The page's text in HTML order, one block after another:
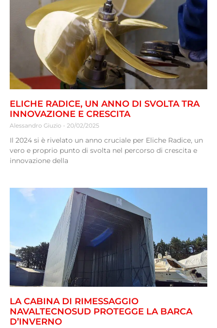
ELICHE RADICE, UN ANNO DI SVOLTA TRA
INNOVAZIONE E CRESCITA
Alessandro Giuzio 20/02/2025
Il 2024 si è rivelato un anno cruciale per Eliche Radice, un
vero e proprio punto di svolta nel percorso di crescita e
innovazione della
LA CABINA DI RIMESSAGGIO
NAVALTECNOSUD PROTEGGE LA BARCA
D’INVERNO